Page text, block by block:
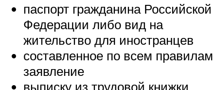
паспорт гражданина Российской
Федерации либо вид на
жительство для иностранцев
составленное по всем правилам
заявление
выписку из трудовой книжки